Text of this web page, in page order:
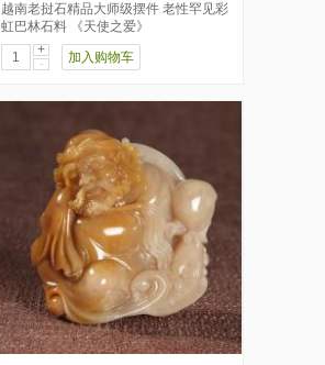
越南老挝石精品大师级摆件 老性罕见彩
虹巴林石料 《天使之爱》
+
-
加入购物车